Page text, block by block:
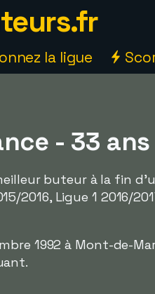
la ligue
- 33 ans
buteur à la fin
2016, Ligue 1 2016/
1992 à Mont-de-